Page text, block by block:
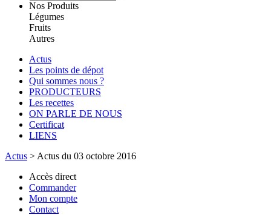
Nos Produits
Légumes
Fruits
Autres
Actus
Les points de dépot
Qui sommes nous ?
PRODUCTEURS
Les recettes
ON PARLE DE NOUS
Certificat
LIENS
Actus > Actus du 03 octobre 2016
Accès direct
Commander
Mon compte
Contact